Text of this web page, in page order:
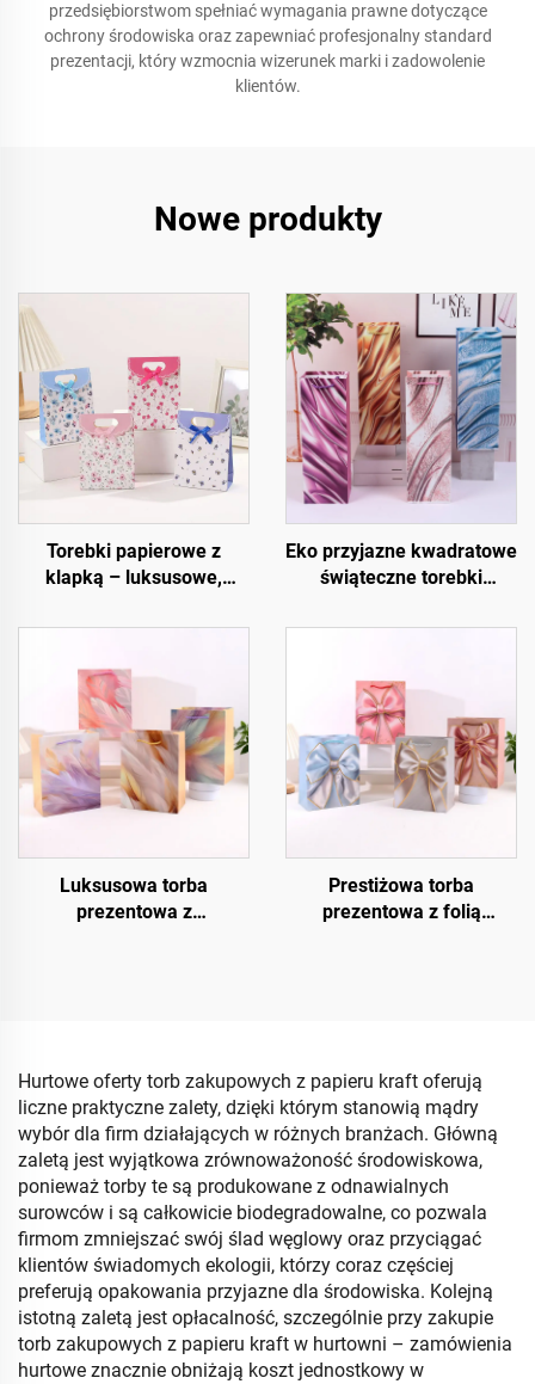
przedsiębiorstwom spełniać wymagania prawne dotyczące
ochrony środowiska oraz zapewniać profesjonalny standard
prezentacji, który wzmocnia wizerunek marki i zadowolenie
klientów.
Nowe produkty
Torebki papierowe z
klapką – luksusowe,
pełni konfigurowalne
Eko przyjazne kwadratowe
świąteczne torebki
na wino i butelki z papieru
Luksusowa torba
prezentowa z
Prestiżowa torba
prezentowa z folią
Hurtowe oferty torb zakupowych z papieru kraft oferują
liczne praktyczne zalety, dzięki którym stanowią mądry
wybór dla firm działających w różnych branżach. Główną
zaletą jest wyjątkowa zrównoważoność środowiskowa,
ponieważ torby te są produkowane z odnawialnych
surowców i są całkowicie biodegradowalne, co pozwala
firmom zmniejszać swój ślad węglowy oraz przyciągać
klientów świadomych ekologii, którzy coraz częściej
preferują opakowania przyjazne dla środowiska. Kolejną
istotną zaletą jest opłacalność, szczególnie przy zakupie
torb zakupowych z papieru kraft w hurtowni – zamówienia
hurtowe znacznie obniżają koszt jednostkowy w